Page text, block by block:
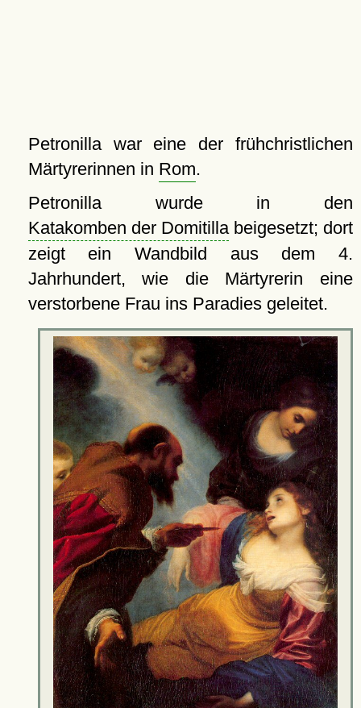
Petronilla war eine der frühchristlichen
Märtyrerinnen in Rom.
Petronilla wurde in den
Katakomben der Domitillabeigesetzt; dort
zeigt ein Wandbild aus dem 4.
Jahrhundert, wie die Märtyrerin eine
verstorbene Frau ins Paradies geleitet.